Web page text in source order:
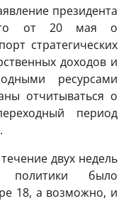
президента
от 20 мая о
стратегических
доходов и
ресурсами
отчитываться о
период
двух недель
политики было
18, а возможно, и